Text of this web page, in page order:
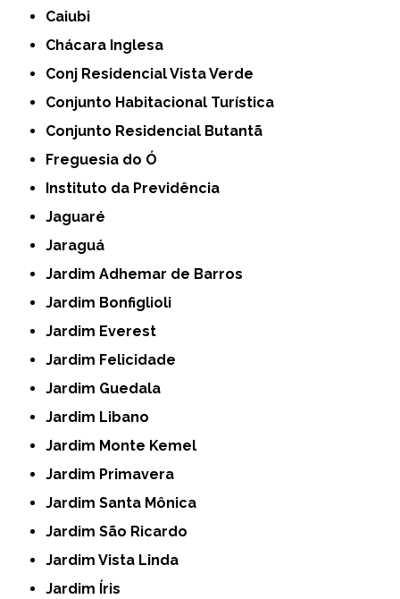
Caiubi
Chácara Inglesa
Conj Residencial Vista Verde
Conjunto Habitacional Turística
Conjunto Residencial Butantã
Freguesia do Ó
Instituto da Previdência
Jaguaré
Jaraguá
Jardim Adhemar de Barros
Jardim Bonfiglioli
Jardim Everest
Jardim Felicidade
Jardim Guedala
Jardim Libano
Jardim Monte Kemel
Jardim Primavera
Jardim Santa Mônica
Jardim São Ricardo
Jardim Vista Linda
Jardim Íris